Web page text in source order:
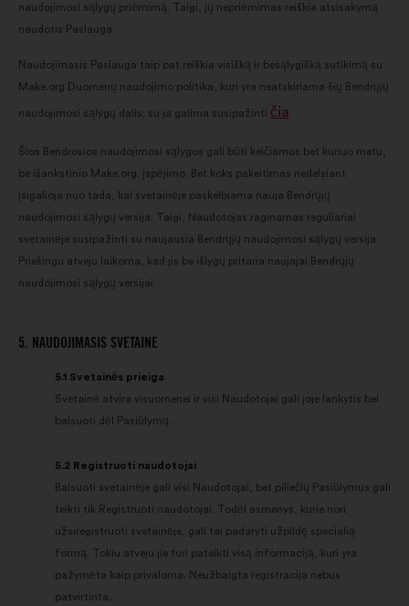
naudojimosi sąlygų priėmimą. Taigi, jų nepriėmimas reiškia atsisakymą
naudotis Paslauga.
Naudojimasis Paslauga taip pat reiškia visišką ir besąlygišką sutikimą su
Make.org Duomenų naudojimo politika, kuri yra neatskiriama šių Bendrųjų
naudojimosi sąlygų dalis; su ja galima susipažinti čia
Šios Bendrosios naudojimosi sąlygos gali būti keičiamos bet kuriuo metu,
be išankstinio Make.org. įspėjimo. Bet koks pakeitimas nedelsiant
įsigalioja nuo tada, kai svetainėje paskelbiama nauja Bendrųjų
naudojimosi sąlygų versija. Taigi, Naudotojas raginamas reguliariai
svetainėje susipažinti su naujausia Bendrųjų naudojimosi sąlygų versija.
Priešingu atveju laikoma, kad jis be išlygų pritaria naujajai Bendrųjų
naudojimosi sąlygų versijai.
5. NAUDOJIMASIS SVETAINE
5.1 Svetainės prieiga
Svetainė atvira visuomenei ir visi Naudotojai gali joje lankytis bei
balsuoti dėl Pasiūlymų.
5.2 Registruoti naudotojai
Balsuoti svetainėje gali visi Naudotojai, bet piliečių Pasiūlymus gali
teikti tik Registruoti naudotojai. Todėl asmenys, kurie nori
užsiregistruoti svetainėje, gali tai padaryti užpildę specialią
formą. Tokiu atveju jie turi pateikti visą informaciją, kuri yra
pažymėta kaip privaloma. Neužbaigta registracija nebus
patvirtinta.